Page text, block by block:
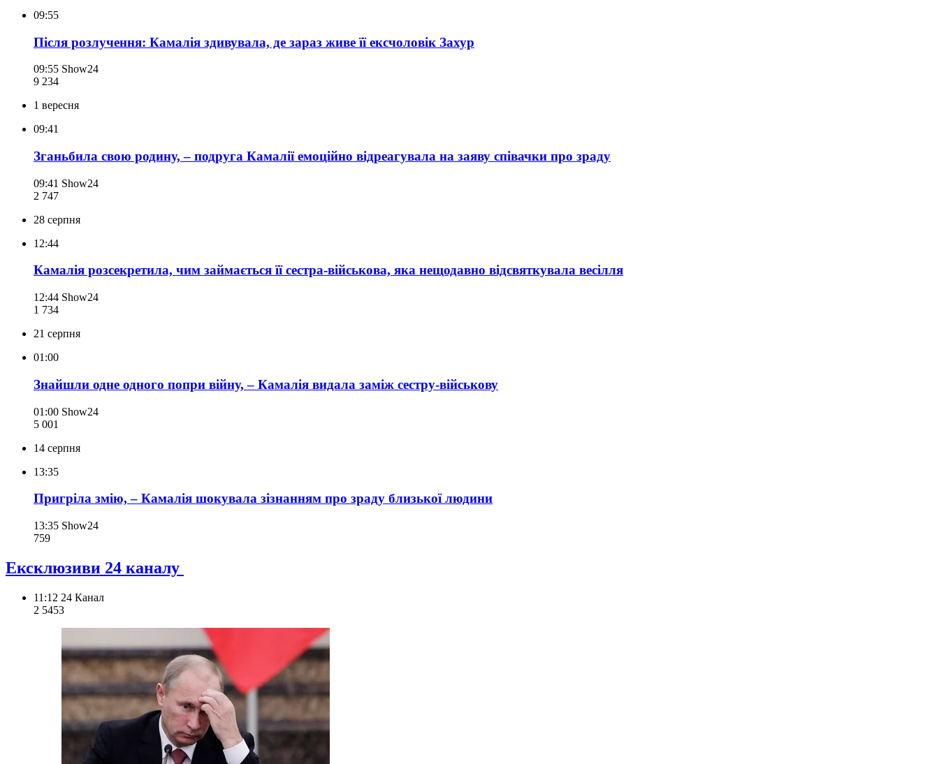
09:55
Після розлучення: Камалія здивувала, де зараз живе її ексчоловік Захур
09:55 Show24
9 234
1 вересня
09:41
Зганьбила свою родину, – подруга Камалії емоційно відреагувала на заяву співачки про зраду
09:41 Show24
2 747
28 серпня
12:44
Камалія розсекретила, чим займається її сестра-військова, яка нещодавно відсвяткувала весілля
12:44 Show24
1 734
21 серпня
01:00
Знайшли одне одного попри війну, – Камалія видала заміж сестру-військову
01:00 Show24
5 001
14 серпня
13:35
Пригріла змію, – Камалія шокувала зізнанням про зраду близької людини
13:35 Show24
759
Ексклюзиви 24 каналу
11:12 24 Канал
2 5453